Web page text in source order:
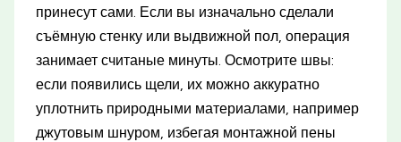
принесут сами. Если вы изначально сделали
съёмную стенку или выдвижной пол, операция
занимает считаные минуты. Осмотрите швы:
если появились щели, их можно аккуратно
уплотнить природными материалами, например
джутовым шнуром, избегая монтажной пены